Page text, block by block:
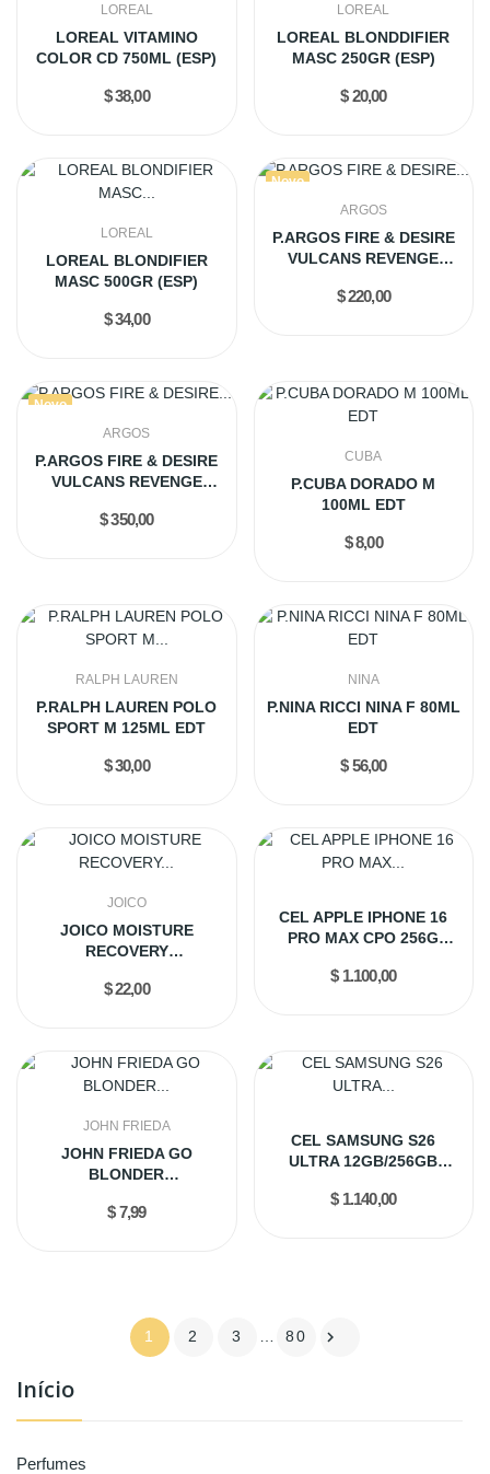
Início
Perfumes
LOREAL
LOREAL VITAMINO
COLOR CD 750ML (ESP)
$ 38,00
LOREAL
LOREAL BLONDDIFIER
MASC 250GR (ESP)
$ 20,00
LOREAL
LOREAL BLONDIFIER
MASC 500GR (ESP)
$ 34,00
Novo
ARGOS
P.ARGOS FIRE & DESIRE
VULCANS REVENGE
$ 220,00
Novo
ARGOS
P.ARGOS FIRE & DESIRE
VULCANS REVENGE
$ 350,00
CUBA
P.CUBA DORADO M
100ML EDT
$ 8,00
RALPH LAUREN
P.RALPH LAUREN POLO
SPORT M 125ML EDT
$ 30,00
NINA
P.NINA RICCI NINA F 80ML
EDT
$ 56,00
JOICO
JOICO MOISTURE
RECOVERY
$ 22,00
CEL APPLE IPHONE 16
PRO MAX CPO 256G
$ 1.100,00
JOHN FRIEDA
JOHN FRIEDA GO
BLONDER
$ 7,99
CEL SAMSUNG S26
ULTRA 12GB/256GB
$ 1.140,00
1 2 3 80 